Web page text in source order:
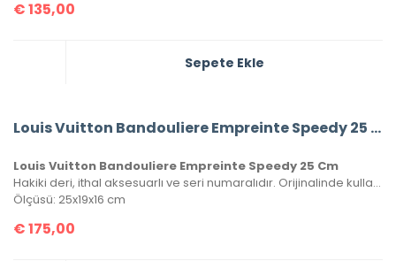
€135,00
Sepete Ekle
Louis Vuitton Bandouliere Empreinte Speedy 25 Cm
Louis Vuitton Bandouliere Empreinte Speedy 25 Cm
Hakiki deri, ithal aksesuarlı ve seri numaralıdır. Orijinalinde kullanılan Monako deri kullanılmıştır. Kutulu, toz torbalı ve sertifikalı olarak gönderilecektir.
Ölçüsü: 25x19x16 cm
€175,00